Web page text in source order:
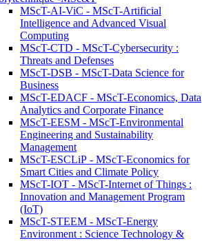
MScT-AI-ViC - MScT-Artificial
Intelligence and Advanced Visual
Computing
MScT-CTD - MScT-Cybersecurity :
Threats and Defenses
MScT-DSB - MScT-Data Science for
Business
MScT-EDACF - MScT-Economics, Data
Analytics and Corporate Finance
MScT-EESM - MScT-Environmental
Engineering and Sustainability
Management
MScT-ESCLiP - MScT-Economics for
Smart Cities and Climate Policy
MScT-IOT - MScT-Internet of Things :
Innovation and Management Program
(IoT)
MScT-STEEM - MScT-Energy
Environment : Science Technology &